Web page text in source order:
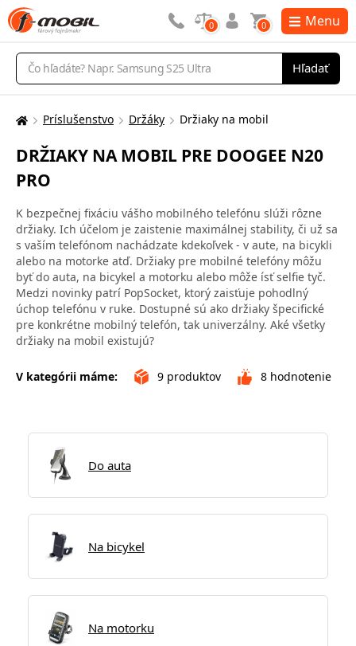
Vyhľadávanie
Hľadať
0 0 Menu
Tu
nachádzate:
Príslušenstvo Držáky Držiaky na mobil
DRŽIAKY NA MOBIL PRE DOOGEE N20
PRO
K bezpečnej fixáciu vášho mobilného telefónu slúži rôzne
držiaky. Ich účelom je zaistenie maximálnej stability, či už sa
s vaším telefónom nachádzate kdekoľvek - v aute, na bicykli
alebo na motorke atď. Držiaky pre mobilné telefóny môžu
byť do auta, na bicykel a motorku alebo môže ísť selfie tyč.
Medzi novinky patrí PopSocket, ktorý zaisťuje pohodlný
úchop telefónu v ruke. Dostupné sú ako držiaky špecifické
pre konkrétne mobilný telefón, tak univerzálny. Aké všetky
držiaky na mobil existujú?
V kategórii máme: 9 produktov 8 hodnotenie
Do auta
Na bicykel
Na motorku